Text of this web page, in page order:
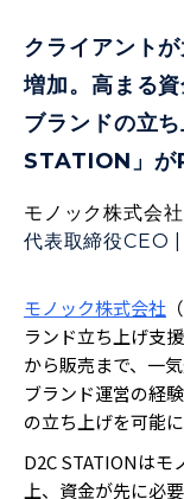
クライアント
増加。高まる
ブランドの立
STATION」が
モノック株式会社
代表取締役CEO
モノック株式会社
ランド立ち上げ支
から販売まで、一
ブランド運営の経
の立ち上げを可能
D2C STATIONはモ
上、資金が先に必